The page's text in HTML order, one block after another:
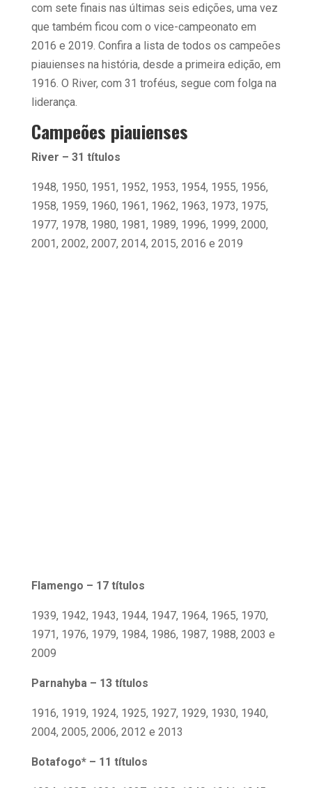
com sete finais nas últimas seis edições, uma vez
que também ficou com o vice-campeonato em
2016 e 2019. Confira a lista de todos os campeões
piauienses na história, desde a primeira edição, em
1916. O River, com 31 troféus, segue com folga na
liderança.
Campeões piauienses
River – 31 títulos
1948, 1950, 1951, 1952, 1953, 1954, 1955, 1956,
1958, 1959, 1960, 1961, 1962, 1963, 1973, 1975,
1977, 1978, 1980, 1981, 1989, 1996, 1999, 2000,
2001, 2002, 2007, 2014, 2015, 2016 e 2019
Flamengo – 17 títulos
1939, 1942, 1943, 1944, 1947, 1964, 1965, 1970,
1971, 1976, 1979, 1984, 1986, 1987, 1988, 2003 e
2009
Parnahyba – 13 títulos
1916, 1919, 1924, 1925, 1927, 1929, 1930, 1940,
2004, 2005, 2006, 2012 e 2013
Botafogo* – 11 títulos